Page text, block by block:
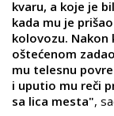
kvaru, a koje je
kada mu je
kolovozu. Nakon
oštećenom
mu telesnu
i uputio mu reči
sa lica mesta",